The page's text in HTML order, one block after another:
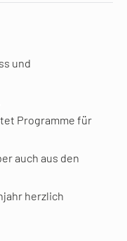
und
Programme für
auch aus den
herzlich